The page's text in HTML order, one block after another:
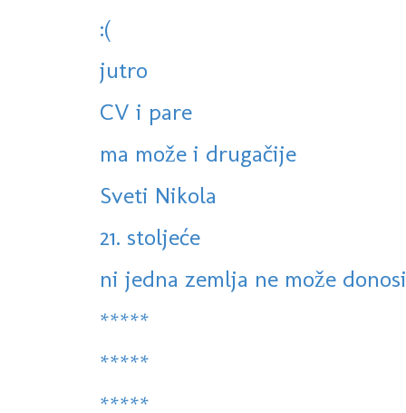
:(
jutro
CV i pare
ma može i drugačije
Sveti Nikola
21. stoljeće
ni jedna zemlja ne može
*****
*****
*****